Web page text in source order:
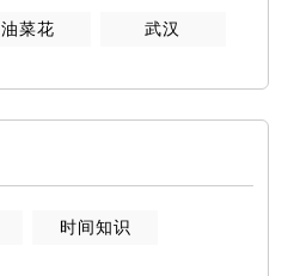
油菜花 武汉
时间知识